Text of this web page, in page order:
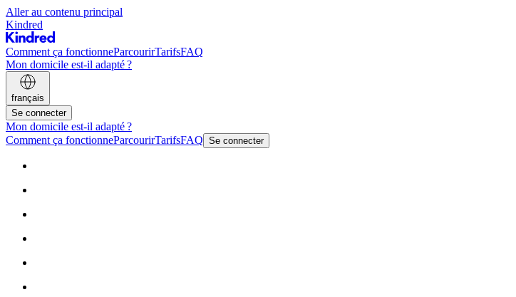
Aller au contenu principal
Kindred
Comment ça fonctionneParcourirTarifsFAQ
Mon domicile est-il adapté ?
français
Se connecter
Mon domicile est-il adapté ?
Comment ça fonctionneParcourirTarifsFAQ Se connecter